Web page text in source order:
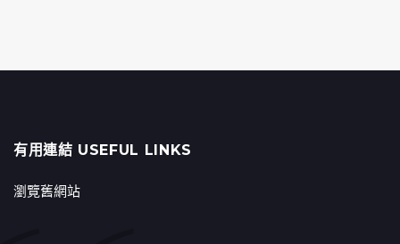
有用連結 USEFUL LINKS
瀏覽舊網站